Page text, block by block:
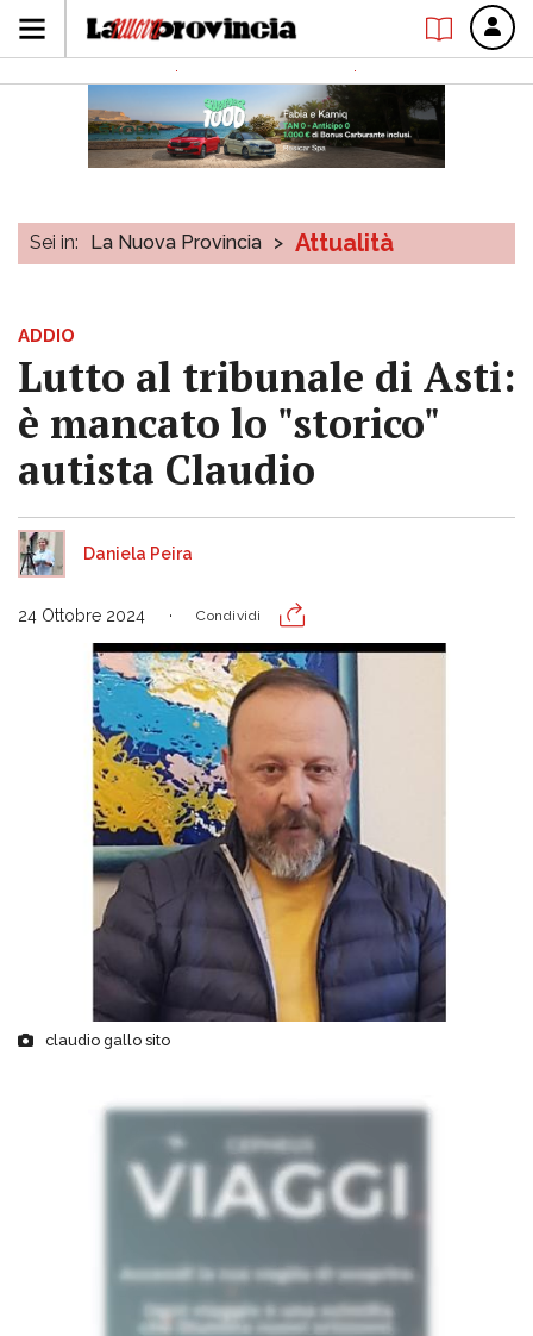
Sei in: La Nuova Provincia > Attualità
ADDIO
Lutto al tribunale di Asti:
è mancato lo "storico"
autista Claudio
Daniela Peira
24 Ottobre 2024 Condividi
claudio gallo sito